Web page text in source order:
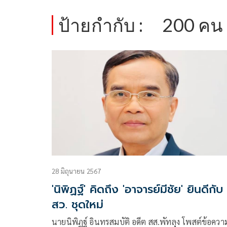
ป้ายกำกับ : 200 คน
28 มิถุนายน 2567
'นิพิฏฐ์' คิดถึง 'อาจารย์มีชัย' ยินดีกับ
สว. ชุดใหม่
นายนิพิฏฐ์ อินทรสมบัติ อดีต สส.พัทลุง โพสต์ข้อควา